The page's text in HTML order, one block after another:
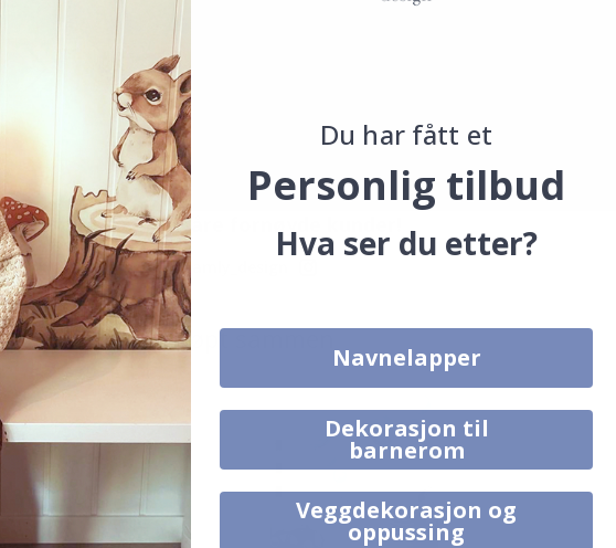
inspirasjon fra våre fornøyde kunder!
Merk ditt med #namly_design
Produkter kjøpt sammen
Du har fått et
Personlig tilbud
Hva ser du etter?
Navnelapper
Dekorasjon til
barnerom
Veggdekorasjon og
oppussing